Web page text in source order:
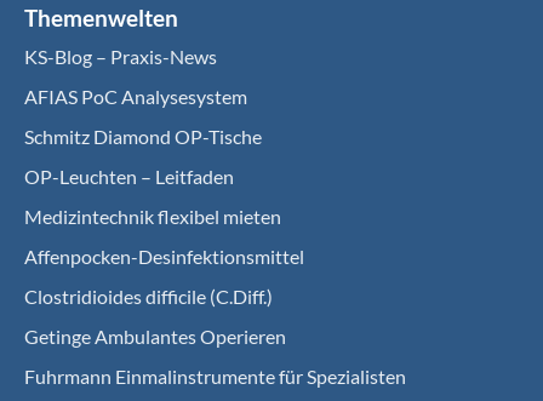
Themenwelten
KS-Blog – Praxis-News
AFIAS PoC Analysesystem
Schmitz Diamond OP-Tische
OP-Leuchten – Leitfaden
Medizintechnik flexibel mieten
Affenpocken-Desinfektionsmittel
Clostridioides difficile (C.Diff.)
Getinge Ambulantes Operieren
Fuhrmann Einmalinstrumente für Spezialisten